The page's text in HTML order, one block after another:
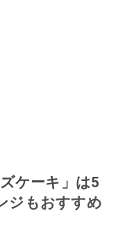
ケーキ」は5
ジもおすすめ